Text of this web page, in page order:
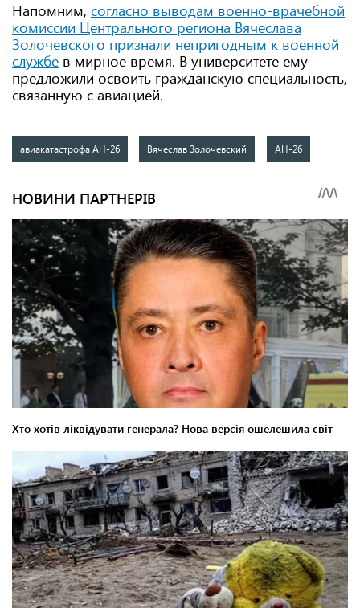
Напомним, согласно выводам военно-врачебной
комиссии Центрального региона Вячеслава
Золочевского признали непригодным к военной
службе в мирное время. В университете ему
предложили освоить гражданскую специальность,
связанную с авиацией.
авиакатастрофа АН-26 Вячеслав Золочевский АН-26